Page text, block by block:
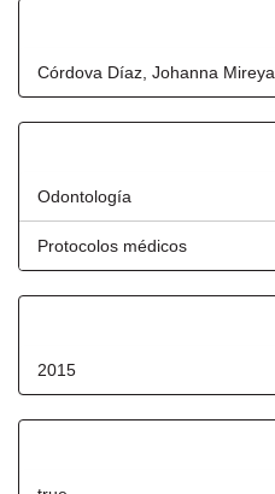
Córdova Díaz, Johanna Mireya
Odontología
Protocolos médicos
2015